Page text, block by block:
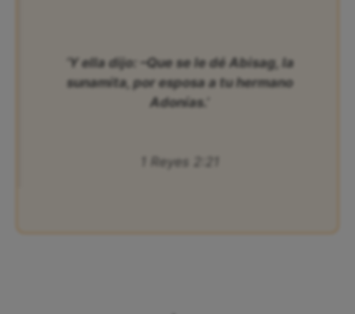
‘Y ella dijo: –Que se le dé Abisag, la
sunamita, por esposa a tu hermano
Adonías.’
1 Reyes 2:21